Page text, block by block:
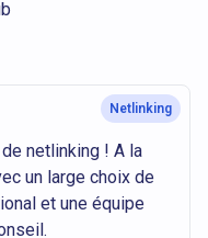
Netlinking
netlinking ! A la
un large choix de
et une équipe